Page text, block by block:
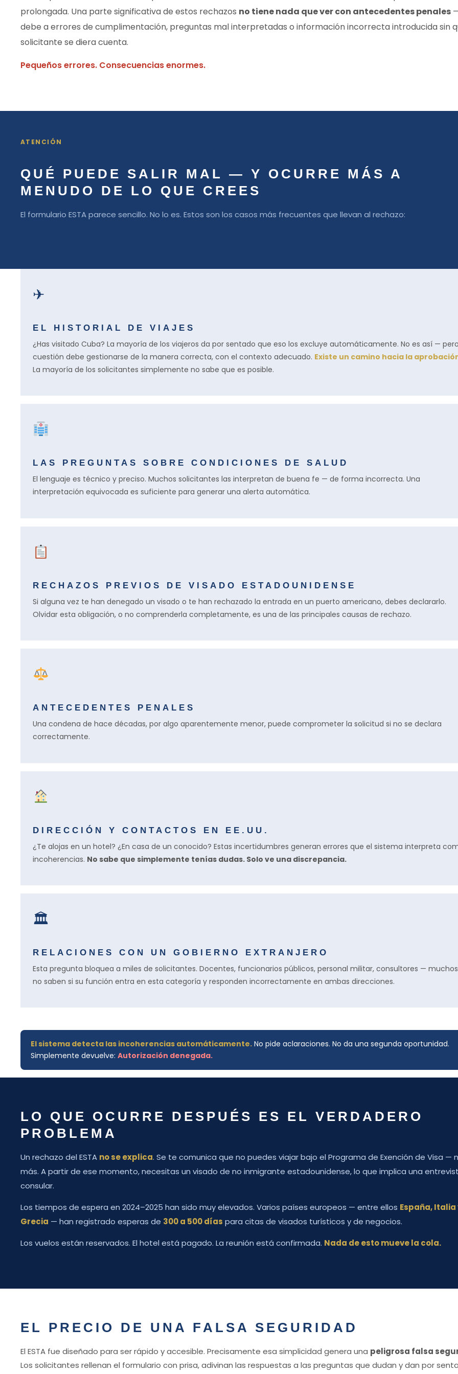
prolongada. Una parte significativa de estos rechazos no tiene nada que ver con antecedentes penales
debe a errores de cumplimentación, preguntas mal interpretadas o información incorrecta introducida sin
solicitante se diera cuenta.
Pequeños errores. Consecuencias enormes.
ATENCIÓN
QUÉ PUEDE SALIR MAL — Y OCURRE MÁS A
MENUDO DE LO QUE CREES
El formulario ESTA parece sencillo. No lo es. Estos son los casos más frecuentes que llevan al rechazo:
✈
EL HISTORIAL DE VIAJES
¿Has visitado Cuba? La mayoría de los viajeros da por sentado que eso los excluye automáticamente. No es así —
cuestión debe gestionarse de la manera correcta, con el contexto adecuado. Existe un camino hacia la
La mayoría de los solicitantes simplemente no sabe que es posible.
LAS PREGUNTAS SOBRE CONDICIONES DE SALUD
El lenguaje es técnico y preciso. Muchos solicitantes las interpretan de buena fe — de forma incorrecta. Una
interpretación equivocada es suficiente para generar una alerta automática.
RECHAZOS PREVIOS DE VISADO ESTADOUNIDENSE
Si alguna vez te han denegado un visado o te han rechazado la entrada en un puerto americano, debes declararlo.
Olvidar esta obligación, o no comprenderla completamente, es una de las principales causas de rechazo.
ANTECEDENTES PENALES
Una condena de hace décadas, por algo aparentemente menor, puede comprometer la solicitud si no se declara
correctamente.
DIRECCIÓN Y CONTACTOS EN EE.UU.
¿Te alojas en un hotel? ¿En casa de un conocido? Estas incertidumbres generan errores que el sistema interpreta
incoherencias. No sabe que simplemente tenías dudas. Solo ve una discrepancia.
🏛
RELACIONES CON UN GOBIERNO EXTRANJERO
Esta pregunta bloquea a miles de solicitantes. Docentes, funcionarios públicos, personal militar, consultores — muchos
no saben si su función entra en esta categoría y responden incorrectamente en ambas direcciones.
El sistema detecta las incoherencias automáticamente. No pide aclaraciones. No da una segunda oportunidad.
Simplemente devuelve: Autorización denegada.
LO QUE OCURRE DESPUÉS ES EL VERDADERO
PROBLEMA
Un rechazo del ESTA no se explica. Se te comunica que no puedes viajar bajo el Programa de Exención de Visa —
más. A partir de ese momento, necesitas un visado de no inmigrante estadounidense, lo que implica una
consular.
Los tiempos de espera en 2024–2025 han sido muy elevados. Varios países europeos — entre ellos España, Italia
Grecia — han registrado esperas de 300 a 500 días para citas de visados turísticos y de negocios.
Los vuelos están reservados. El hotel está pagado. La reunión está confirmada. Nada de esto mueve la cola.
EL PRECIO DE UNA FALSA SEGURIDAD
El ESTA fue diseñado para ser rápido y accesible. Precisamente esa simplicidad genera una peligrosa falsa
Los solicitantes rellenan el formulario con prisa, adivinan las respuestas a las preguntas que dudan y dan por